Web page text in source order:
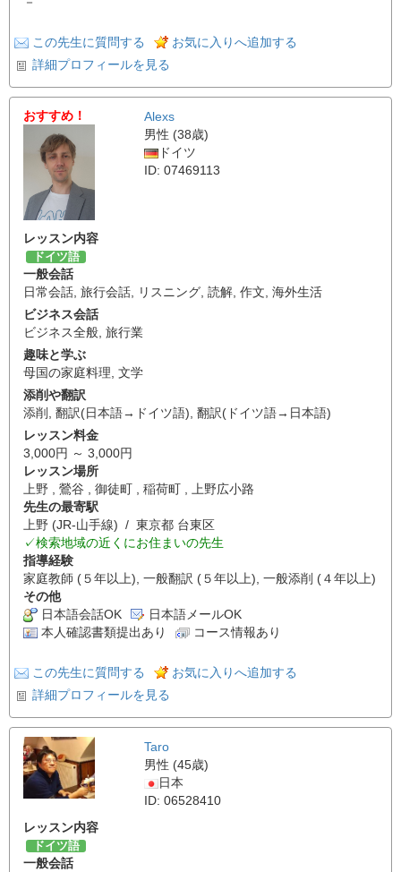
この先生に質問する
お気に入りへ追加する
詳細プロフィールを見る
おすすめ！
Alexs
男性 (38歳)
ドイツ
ID: 07469113
レッスン内容
ドイツ語
一般会話
日常会話 旅行会話 リスニング 読解 作文 海外生活
ビジネス会話
ビジネス全般 旅行業
趣味と学ぶ
母国の家庭料理 文学
添削や翻訳
添削
翻訳(日本語→ドイツ語) 翻訳(ドイツ語→日本語)
レッスン料金
3,000円 ～ 3,000円
レッスン場所
上野 , 鶯谷 , 御徒町 , 稲荷町 , 上野広小路
先生の最寄駅
上野 (JR-山手線) / 東京都 台東区
✓検索地域の近くにお住まいの先生
指導経験
家庭教師 (５年以上), 一般翻訳 (５年以上), 一般添削 (４年以上)
その他
日本語会話OK
日本語メールOK
本人確認書類提出あり
コース情報あり
この先生に質問する
お気に入りへ追加する
詳細プロフィールを見る
Taro
男性 (45歳)
日本
ID: 06528410
レッスン内容
ドイツ語
一般会話